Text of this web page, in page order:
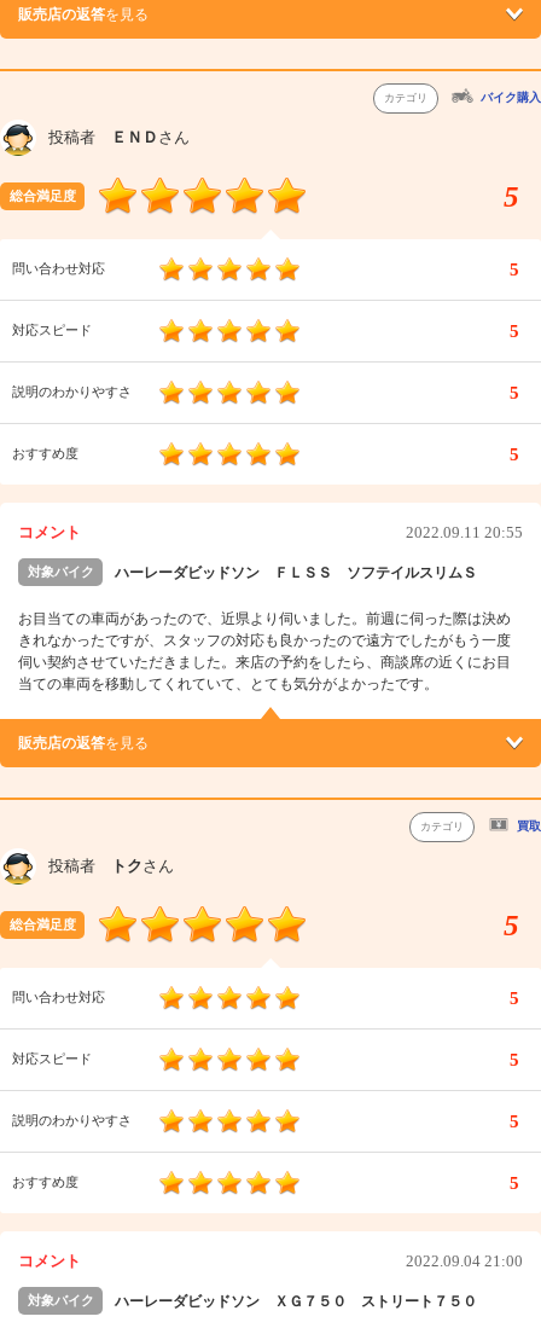
販売店の返答を見る
カテゴリ バイク購入
投稿者 ＥＮＤ さん
総合満足度 5
問い合わせ対応 5
対応スピード 5
説明のわかりやすさ 5
おすすめ度 5
コメント 2022.09.11 20:55
対象バイク ハーレーダビッドソン ＦＬＳＳ ソフテイルスリムＳ
お目当ての車両があったので、近県より伺いました。前週に伺った際は決め
きれなかったですが、スタッフの対応も良かったので遠方でしたがもう一度
伺い契約させていただきました。来店の予約をしたら、商談席の近くにお目
当ての車両を移動してくれていて、とても気分がよかったです。
販売店の返答を見る
カテゴリ 買取
投稿者 トクさん
総合満足度 5
問い合わせ対応 5
対応スピード 5
説明のわかりやすさ 5
おすすめ度 5
コメント 2022.09.04 21:00
対象バイク ハーレーダビッドソン ＸＧ７５０ ストリート７５０